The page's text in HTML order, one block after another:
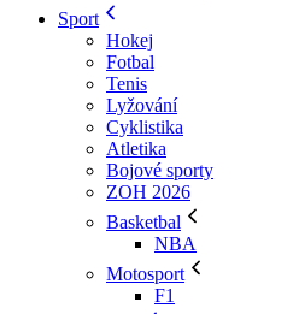
Sport
Hokej
Fotbal
Tenis
Lyžování
Cyklistika
Atletika
Bojové sporty
ZOH 2026
Basketbal
NBA
Motosport
F1